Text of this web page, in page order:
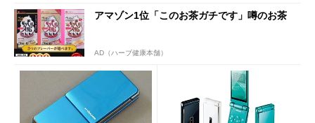
アマゾン1位「このお茶ガチです」噂のお茶
AD（ハーブ健康本舗）